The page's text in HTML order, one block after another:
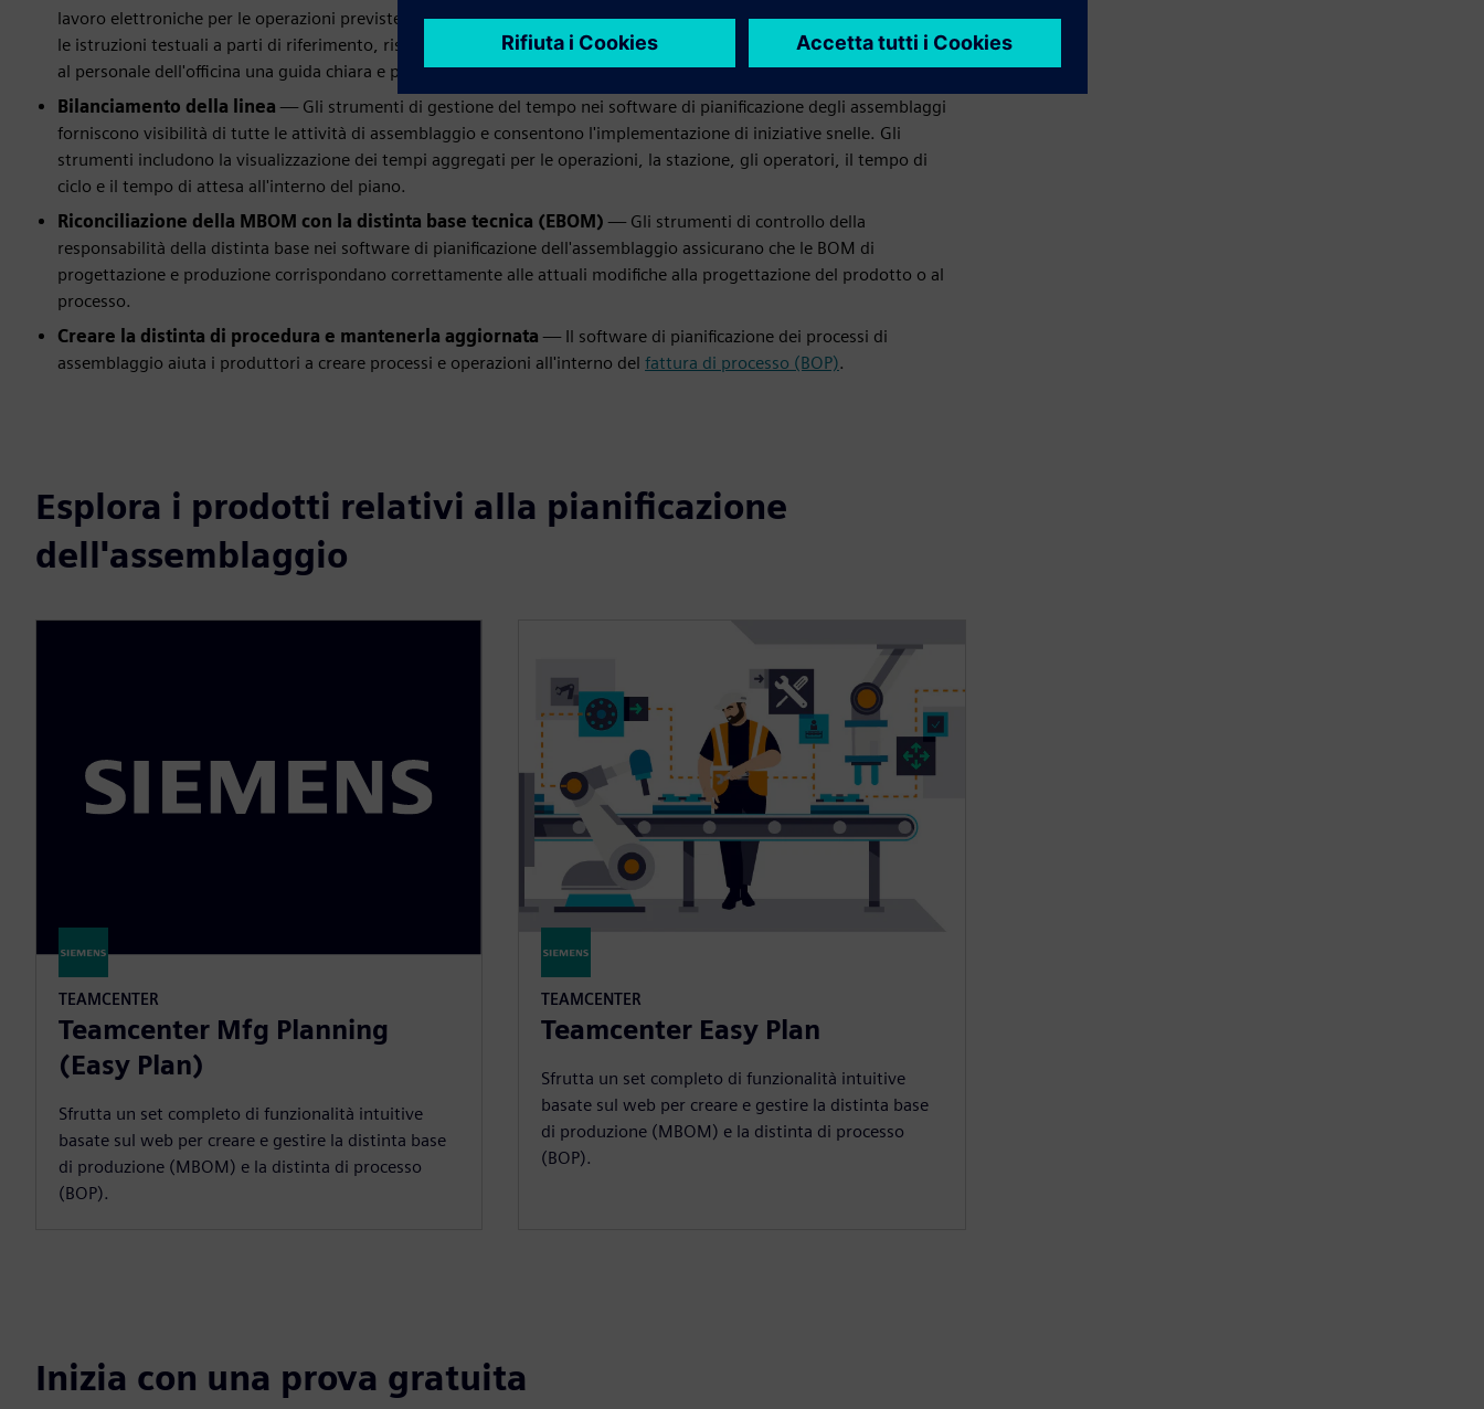
lavoro elettroniche per le operazioni previste dal BOP. Il software di pianificazione del processo di produzione collega
le istruzioni testuali a parti di riferimento, risorse e ausili visivi, comprese le rappresentazioni grafiche 3D, per fornire
al personale dell'officina una guida chiara e precisa.
Bilanciamento della linea — Gli strumenti di gestione del tempo nei software di pianificazione degli assemblaggi
forniscono visibilità di tutte le attività di assemblaggio e consentono l'implementazione di iniziative snelle. Gli
strumenti includono la visualizzazione dei tempi aggregati per le operazioni, la stazione, gli operatori, il tempo di
ciclo e il tempo di attesa all'interno del piano.
Riconciliazione della MBOM con la distinta base tecnica (EBOM) — Gli strumenti di controllo della
responsabilità della distinta base nei software di pianificazione dell'assemblaggio assicurano che le BOM di
progettazione e produzione corrispondano correttamente alle attuali modifiche alla progettazione del prodotto o al
processo.
Creare la distinta di procedura e mantenerla aggiornata — Il software di pianificazione dei processi di
assemblaggio aiuta i produttori a creare processi e operazioni all'interno del fattura di processo (BOP).
Esplora i prodotti relativi alla pianificazione
dell'assemblaggio
TEAMCENTER
Teamcenter Mfg Planning
(Easy Plan)
Sfrutta un set completo di funzionalità intuitive
basate sul web per creare e gestire la distinta base
di produzione (MBOM) e la distinta di processo
(BOP).
TEAMCENTER
Teamcenter Easy Plan
Sfrutta un set completo di funzionalità intuitive
basate sul web per creare e gestire la distinta base
di produzione (MBOM) e la distinta di processo
(BOP).
Inizia con una prova gratuita